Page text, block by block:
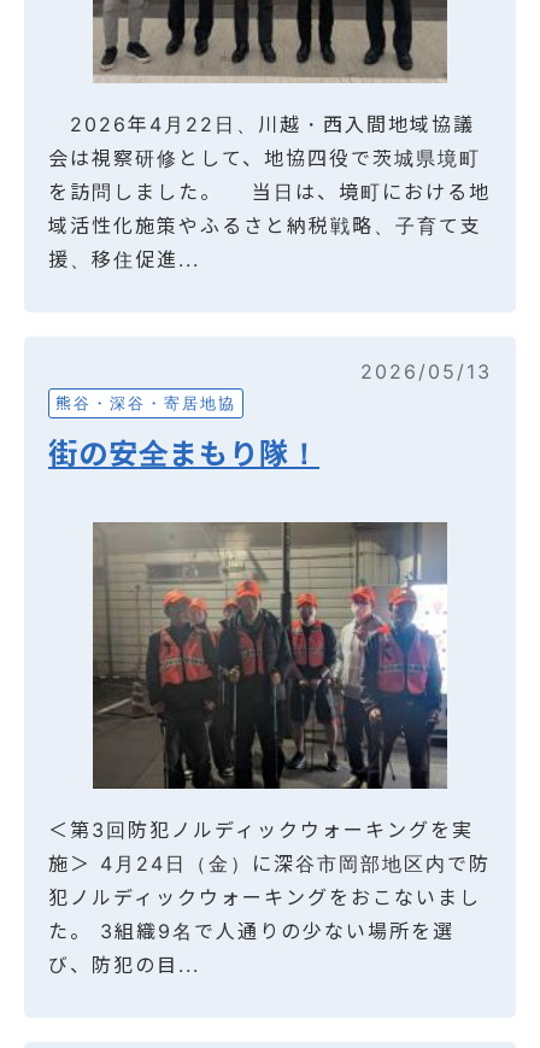
2026年4月22日、川越・西入間地域協議
会は視察研修として、地協四役で茨城県境町
を訪問しました。 当日は、境町における地
域活性化施策やふるさと納税戦略、子育て支
援、移住促進...
2026/05/13
熊谷・深谷・寄居地協
街の安全まもり隊！
＜第3回防犯ノルディックウォーキングを実
施＞ 4月24日（金）に深谷市岡部地区内で防
犯ノルディックウォーキングをおこないまし
た。 3組織9名で人通りの少ない場所を選
び、防犯の目...